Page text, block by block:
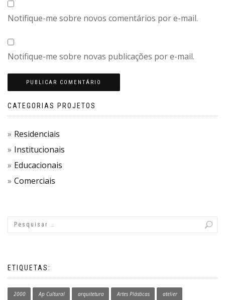
Notifique-me sobre novos comentários por e-mail.
Notifique-me sobre novas publicações por e-mail.
CATEGORIAS PROJETOS
Residenciais
Institucionais
Educacionais
Comerciais
ETIQUETAS:
2000 Ap Cultural arquitetura Artes Plásticas atelier